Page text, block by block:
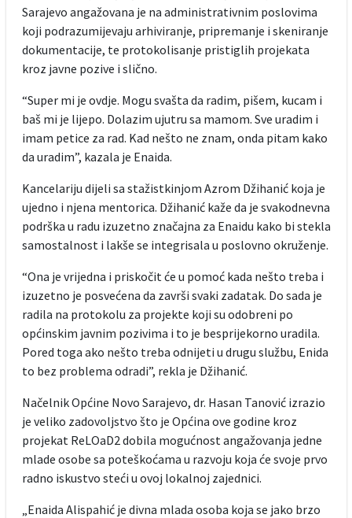
Sarajevo angažovana je na administrativnim poslovima
koji podrazumijevaju arhiviranje, pripremanje i skeniranje
dokumentacije, te protokolisanje pristiglih projekata
kroz javne pozive i slično.
“Super mi je ovdje. Mogu svašta da radim, pišem, kucam i
baš mi je lijepo. Dolazim ujutru sa mamom. Sve uradim i
imam petice za rad. Kad nešto ne znam, onda pitam kako
da uradim”, kazala je Enaida.
Kancelariju dijeli sa stažistkinjom Azrom Džihanić koja je
ujedno i njena mentorica. Džihanić kaže da je svakodnevna
podrška u radu izuzetno značajna za Enaidu kako bi stekla
samostalnost i lakše se integrisala u poslovno okruženje.
“Ona je vrijedna i priskočit će u pomoć kada nešto treba i
izuzetno je posvećena da završi svaki zadatak. Do sada je
radila na protokolu za projekte koji su odobreni po
općinskim javnim pozivima i to je besprijekorno uradila.
Pored toga ako nešto treba odnijeti u drugu službu, Enida
to bez problema odradi”, rekla je Džihanić.
Načelnik Općine Novo Sarajevo, dr. Hasan Tanović izrazio
je veliko zadovoljstvo što je Općina ove godine kroz
projekat ReLOaD2 dobila mogućnost angažovanja jedne
mlade osobe sa poteškoćama u razvoju koja će svoje prvo
radno iskustvo steći u ovoj lokalnoj zajednici.
„Enaida Alispahić je divna mlada osoba koja se jako brzo